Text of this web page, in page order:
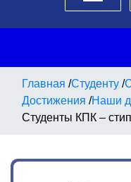
Главная /Студенту /
Достижения /Наши
Студенты КПК –